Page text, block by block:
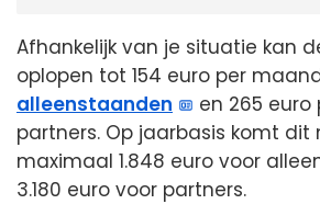
Afhankelijk van je situatie kan
oplopen tot 154 euro per
alleenstaanden
en 265
partners. Op jaarbasis komt dit
maximaal 1.848 euro voor
3.180 euro voor partners.